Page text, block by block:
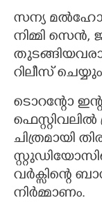
സന്യ
നിമ്മി സെൻ,
റിലീസ്
ടൊറന്റോ
ഫെസ്റ്റിവലിൽ
ചിത്രമായി
വർക്സിന്റെ
നിർമ്മാണം.